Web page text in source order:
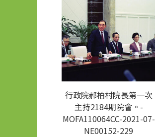
行政院郝柏村院長第一次
主持2184期院會。-
MOFA110064CC-2021-07-
NE00152-229